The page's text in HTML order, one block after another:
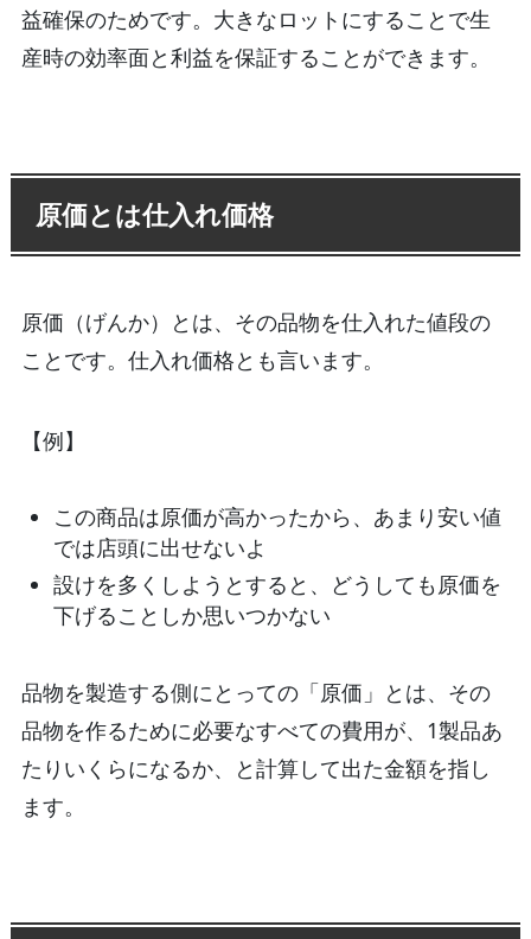
益確保のためです。大きなロットにすることで生
産時の効率面と利益を保証することができます。
原価とは仕入れ価格
原価（げんか）とは、その品物を仕入れた値段の
ことです。仕入れ価格とも言います。
【例】
この商品は原価が高かったから、あまり安い値
では店頭に出せないよ
設けを多くしようとすると、どうしても原価を
下げることしか思いつかない
品物を製造する側にとっての「原価」とは、その
品物を作るために必要なすべての費用が、1製品あ
たりいくらになるか、と計算して出た金額を指し
ます。